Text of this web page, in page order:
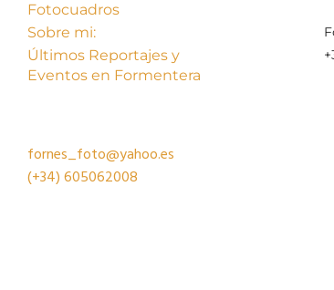
Fotocuadros
Sobre mi:
Últimos Reportajes y
Eventos en Formentera
fornes_foto@yahoo.es
(+34)605062008